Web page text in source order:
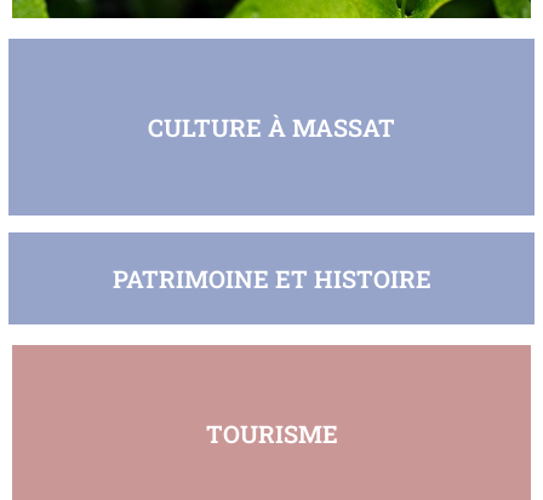
CULTURE À MASSAT
PATRIMOINE ET HISTOIRE
TOURISME